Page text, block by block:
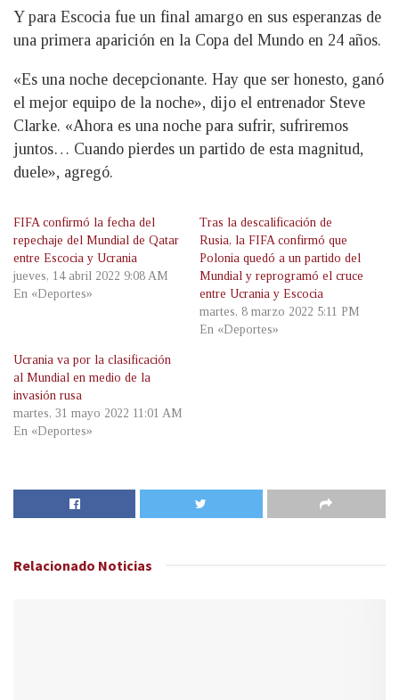
Y para Escocia fue un final amargo en sus esperanzas de
una primera aparición en la Copa del Mundo en 24 años.
«Es una noche decepcionante. Hay que ser honesto, ganó
el mejor equipo de la noche», dijo el entrenador Steve
Clarke. «Ahora es una noche para sufrir, sufriremos
juntos… Cuando pierdes un partido de esta magnitud,
duele», agregó.
FIFA confirmó la fecha del
repechaje del Mundial de Qatar
entre Escocia y Ucrania
jueves, 14 abril 2022 9:08 AM
En «Deportes»
Tras la descalificación de
Rusia, la FIFA confirmó que
Polonia quedó a un partido del
Mundial y reprogramó el cruce
entre Ucrania y Escocia
martes, 8 marzo 2022 5:11 PM
En «Deportes»
Ucrania va por la clasificación
al Mundial en medio de la
invasión rusa
martes, 31 mayo 2022 11:01 AM
En «Deportes»
Relacionado Noticias